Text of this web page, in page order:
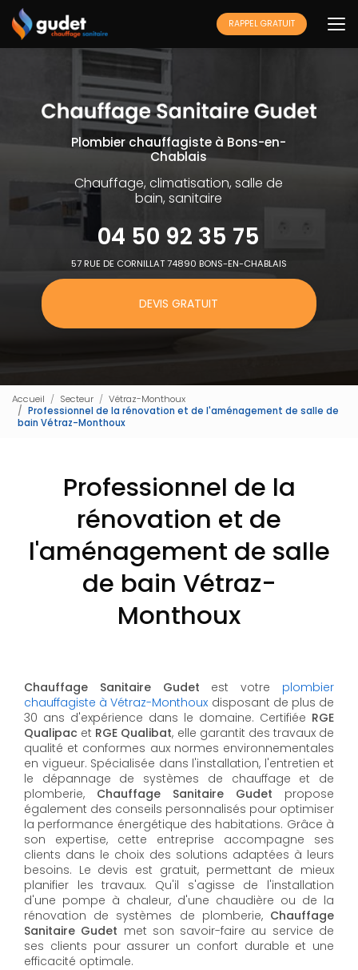
Aller
au
contenu
principal
RAPPEL GRATUIT
Plombier chauffagiste à Bons-en-
Chablais
Chauffage, climatisation, salle de
bain, sanitaire
04 50 92 35 75
57 RUE DE CORNILLAT 74890 BONS-EN-CHABLAIS
DEVIS GRATUIT
Accueil Secteur
Vétraz-Monthoux
Professionnel de la rénovation et de l'aménagement de salle de
bain Vétraz-Monthoux
Professionnel de la
rénovation et de
l'aménagement de salle
de bain Vétraz-
Monthoux
Chauffage Sanitaire Gudet est votre plombier
chauffagiste à Vétraz-Monthoux disposant de plus de
30 ans d'expérience dans le domaine. Certifiée RGE
Qualipac et RGE Qualibat, elle garantit des travaux de
qualité et conformes aux normes environnementales
en vigueur. Spécialisée dans l'installation, l'entretien et
le dépannage de systèmes de chauffage et de
plomberie, Chauffage Sanitaire Gudet propose
également des conseils personnalisés pour optimiser
la performance énergétique des habitations. Grâce à
son expertise, cette entreprise accompagne ses
clients dans le choix des solutions adaptées à leurs
besoins. Le devis est gratuit, permettant de mieux
planifier les travaux. Qu'il s'agisse de l'installation
d'une pompe à chaleur, d'une chaudière ou de la
rénovation de systèmes de plomberie,Chauffage
Sanitaire Gudet met son savoir-faire au service de
ses clients pour assurer un confort durable et une
efficacité optimale.